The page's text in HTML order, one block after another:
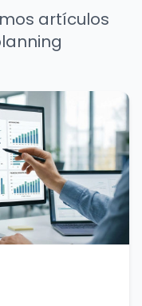
artículos